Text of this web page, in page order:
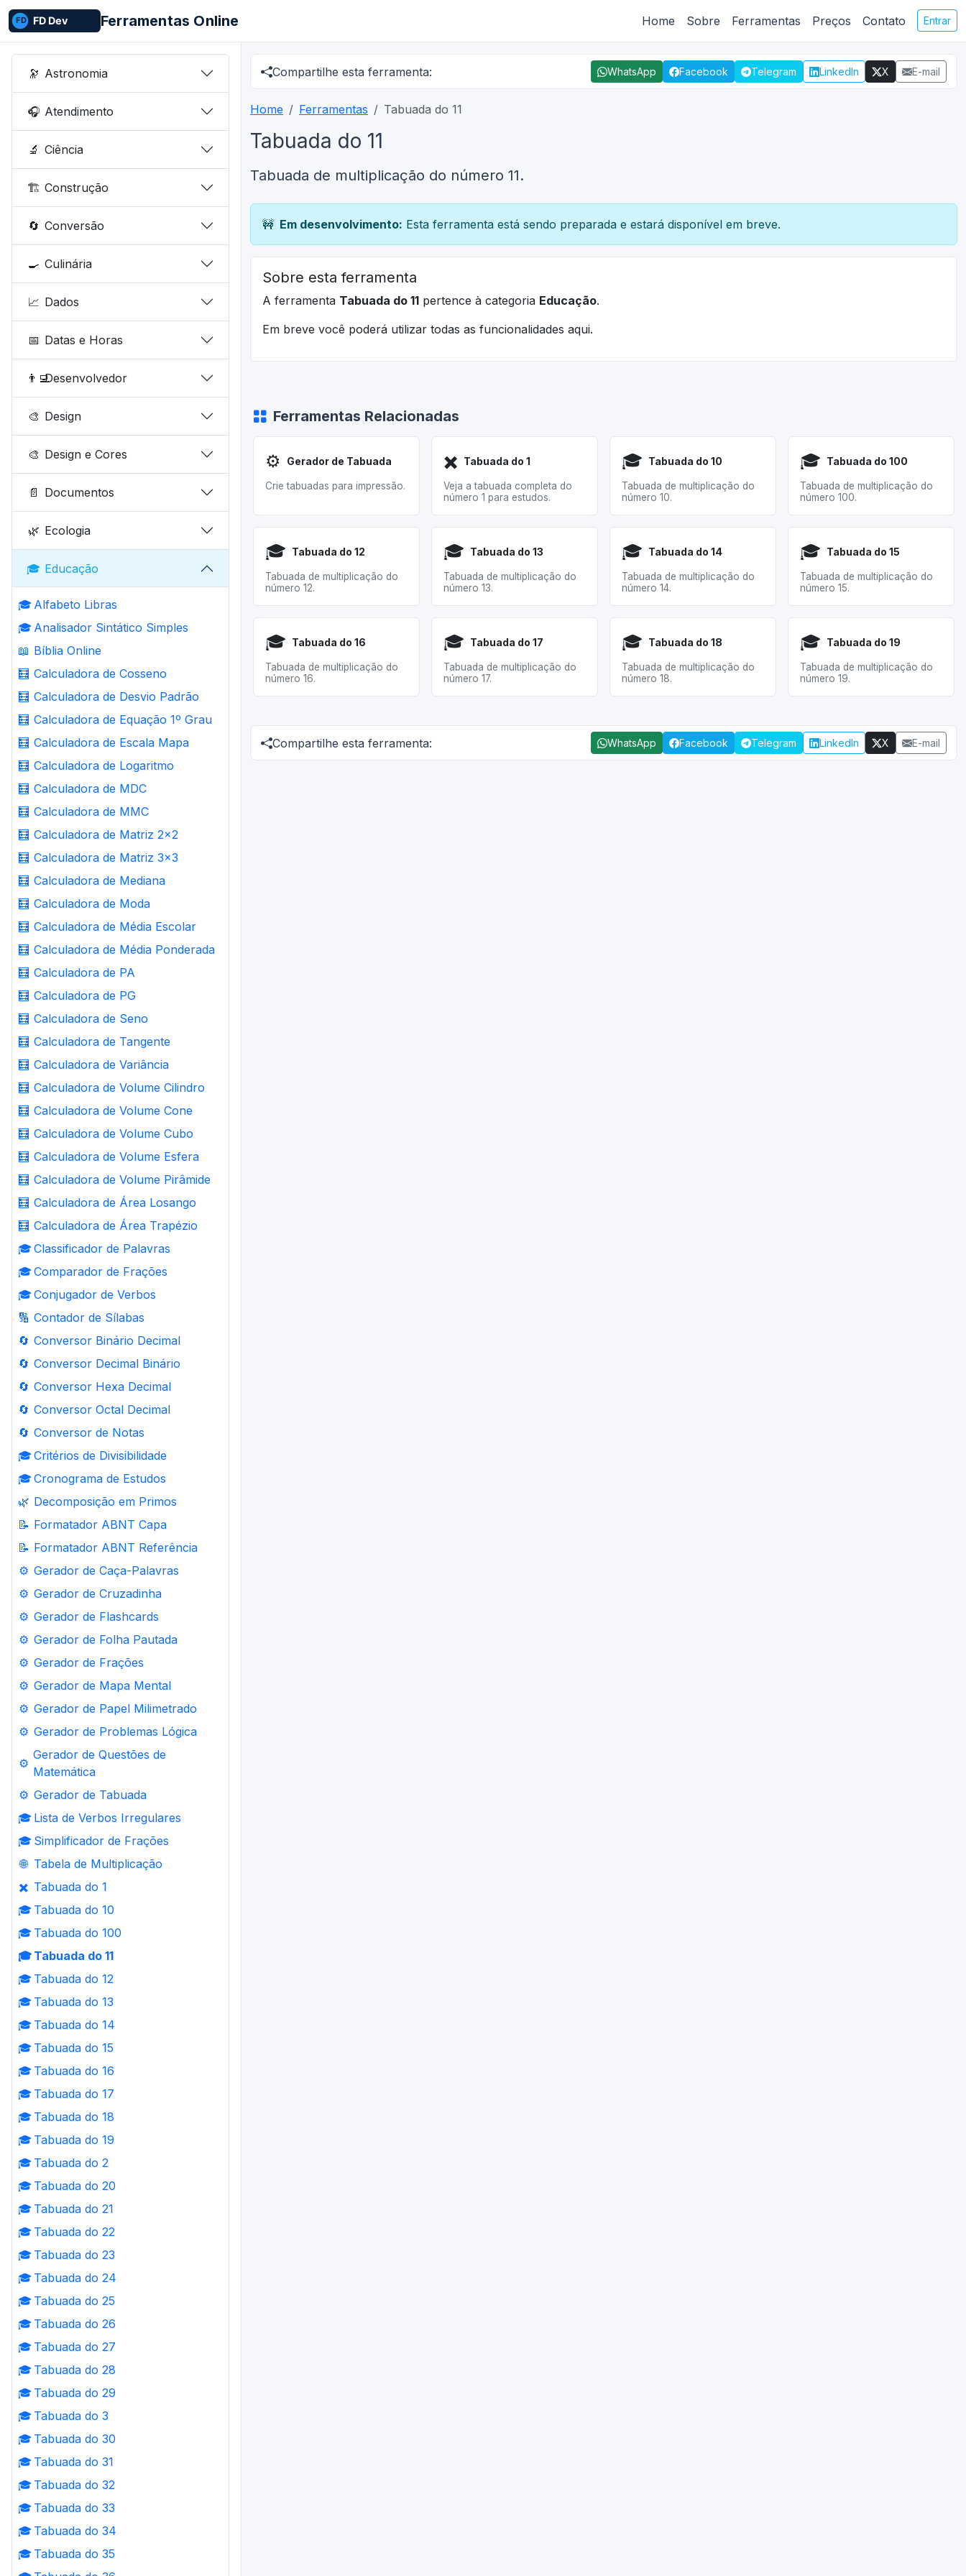
Ferramentas Online Home Sobre Ferramentas Preços Contato Entrar
🔭 Astronomia
🎧 Atendimento
🔬 Ciência
🏗️ Construção
🔄 Conversão
🍳 Culinária
📈 Dados
📅 Datas e Horas
👨‍💻Desenvolvedor
🎨 Design
🎨 Design e Cores
📄 Documentos
🌿 Ecologia
🎓 Educação
🎓 Alfabeto Libras
🎓 Analisador Sintático Simples
📖 Bíblia Online
🧮 Calculadora de Cosseno
🧮 Calculadora de Desvio Padrão
🧮 Calculadora de Equação 1º Grau
🧮 Calculadora de Escala Mapa
🧮 Calculadora de Logaritmo
🧮 Calculadora de MDC
🧮 Calculadora de MMC
🧮 Calculadora de Matriz 2x2
🧮 Calculadora de Matriz 3x3
🧮 Calculadora de Mediana
🧮 Calculadora de Moda
🧮 Calculadora de Média Escolar
🧮 Calculadora de Média Ponderada
🧮 Calculadora de PA
🧮 Calculadora de PG
🧮 Calculadora de Seno
🧮 Calculadora de Tangente
🧮 Calculadora de Variância
🧮 Calculadora de Volume Cilindro
🧮 Calculadora de Volume Cone
🧮 Calculadora de Volume Cubo
🧮 Calculadora de Volume Esfera
🧮 Calculadora de Volume Pirâmide
🧮 Calculadora de Área Losango
🧮 Calculadora de Área Trapézio
🎓Classificador de Palavras
🎓Comparador de Frações
🎓Conjugador de Verbos
🔢 Contador de Sílabas
🔄 Conversor Binário Decimal
🔄 Conversor Decimal Binário
🔄 Conversor Hexa Decimal
🔄 Conversor Octal Decimal
🔄 Conversor de Notas
🎓Critérios de Divisibilidade
🎓Cronograma de Estudos
🌿 Decomposição em Primos
📝 Formatador ABNT Capa
📝 Formatador ABNT Referência
⚙️ Gerador de Caça-Palavras
⚙️ Gerador de Cruzadinha
⚙️ Gerador de Flashcards
⚙️ Gerador de Folha Pautada
⚙️ Gerador de Frações
⚙️ Gerador de Mapa Mental
⚙️ Gerador de Papel Milimetrado
⚙️ Gerador de Problemas Lógica
⚙️
Gerador de Questões de
Matemática
⚙️ Gerador de Tabuada
🎓 Lista de Verbos Irregulares
🎓 Simplificador de Frações
🌐 Tabela de Multiplicação
✖️ Tabuada do 1
🎓 Tabuada do 10
🎓 Tabuada do 100
🎓 Tabuada do 11
🎓 Tabuada do 12
🎓 Tabuada do 13
🎓 Tabuada do 14
🎓 Tabuada do 15
🎓 Tabuada do 16
🎓 Tabuada do 17
🎓 Tabuada do 18
🎓 Tabuada do 19
🎓 Tabuada do 2
🎓 Tabuada do 20
🎓 Tabuada do 21
🎓 Tabuada do 22
🎓 Tabuada do 23
🎓 Tabuada do 24
🎓 Tabuada do 25
🎓 Tabuada do 26
🎓 Tabuada do 27
🎓 Tabuada do 28
🎓 Tabuada do 29
🎓 Tabuada do 3
🎓 Tabuada do 30
🎓 Tabuada do 31
🎓 Tabuada do 32
🎓 Tabuada do 33
🎓 Tabuada do 34
🎓 Tabuada do 35
Compartilhe esta ferramenta: WhatsApp Facebook Telegram LinkedIn X E-mail
Home Ferramentas Tabuada do 11
Tabuada do 11
Tabuada de multiplicação do número 11.
🚧 Em desenvolvimento: Esta ferramenta está sendo preparada e estará disponível em breve.
Sobre esta ferramenta
A ferramenta Tabuada do 11 pertence à categoria Educação.
Em breve você poderá utilizar todas as funcionalidades aqui.
Ferramentas Relacionadas
⚙️ Gerador de Tabuada
Crie tabuadas para impressão.
✖️ Tabuada do 1
Veja a tabuada completa do
número 1 para estudos.
🎓 Tabuada do 10
Tabuada de multiplicação do
número 10.
🎓 Tabuada do 100
Tabuada de multiplicação do
número 100.
🎓 Tabuada do 12
Tabuada de multiplicação do
número 12.
🎓 Tabuada do 13
Tabuada de multiplicação do
número 13.
🎓 Tabuada do 14
Tabuada de multiplicação do
número 14.
🎓 Tabuada do 15
Tabuada de multiplicação do
número 15.
🎓 Tabuada do 16
Tabuada de multiplicação do
número 16.
🎓 Tabuada do 17
Tabuada de multiplicação do
número 17.
🎓 Tabuada do 18
Tabuada de multiplicação do
número 18.
🎓 Tabuada do 19
Tabuada de multiplicação do
número 19.
Compartilhe esta ferramenta: WhatsApp Facebook Telegram LinkedIn X E-mail